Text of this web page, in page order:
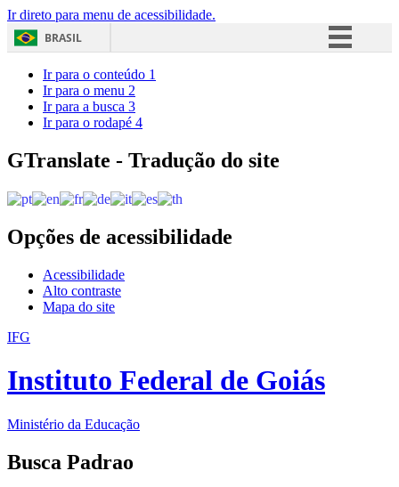
Ir direto para menu de acessibilidade.
BRASIL
Acesso à informação
Ir para o conteúdo 1
Ir para o menu 2
Ir para a busca 3
Ir para o rodapé 4
GTranslate - Tradução do site
Opções de acessibilidade
Acessibilidade
Alto contraste
Mapa do site
IFG
Instituto Federal de Goiás
Ministério da Educação
Busca Padrao